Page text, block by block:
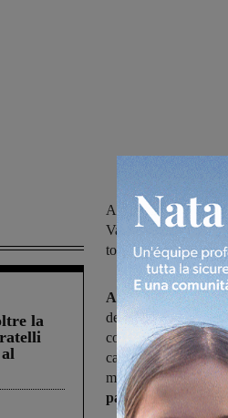
la
Al giocatore del
Valdarno
toscana domenica
Al via domani in
della Coppa delle
concentrato in
categorie maschili
milleduecento
partite al giorno